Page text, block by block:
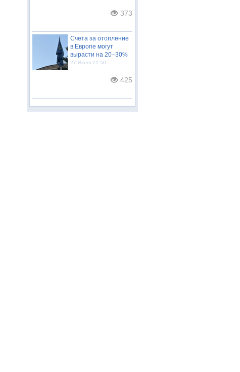
373
Счета за отопление
в Европе могут
вырасти на 20–30%
27 Июля 21:50
425